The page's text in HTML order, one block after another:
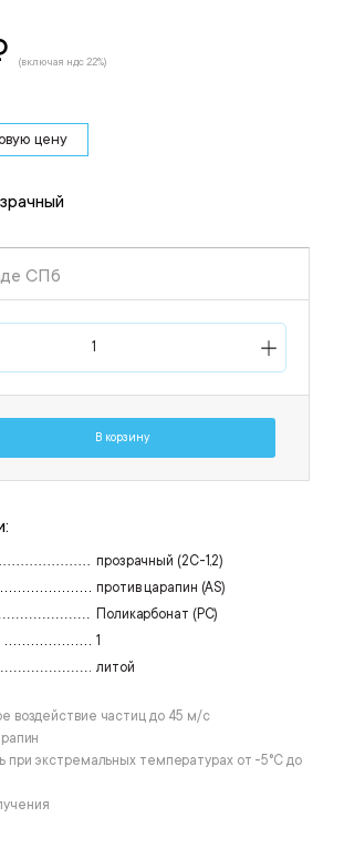
(включая ндс 22%)
цену
СПб
В корзину
прозрачный (2С-1,2)
против царапин (AS)
Поликарбонат (РС)
1
литой
воздействие частиц до 45 м/с
при экстремальных температурах от -5°С до